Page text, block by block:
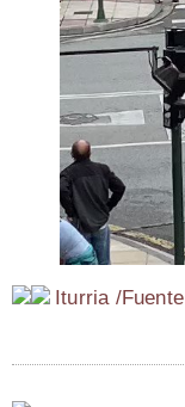
Itu­rria /​Fuen­te